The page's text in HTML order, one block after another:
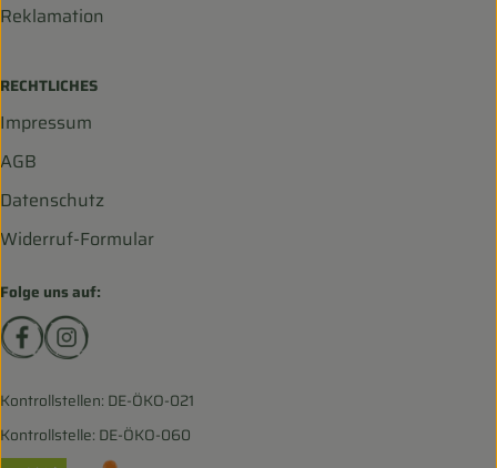
Reklamation
RECHTLICHES
Impressum
AGB
Datenschutz
Widerruf-Formular
Folge uns auf:
Externer Link zu https://www.facebook.com/
Externer Link zu https://www.instagram.com/
Kontrollstellen: DE-ÖKO-021
Kontrollstelle: DE-ÖKO-060